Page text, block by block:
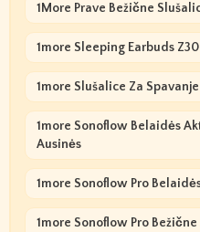
1More Prave Bežične
1more Sleeping Earbuds Z30
1more Slušalice Za
1more Sonoflow Belaidės
Ausinės
1more Sonoflow Pro
1more Sonoflow Pro